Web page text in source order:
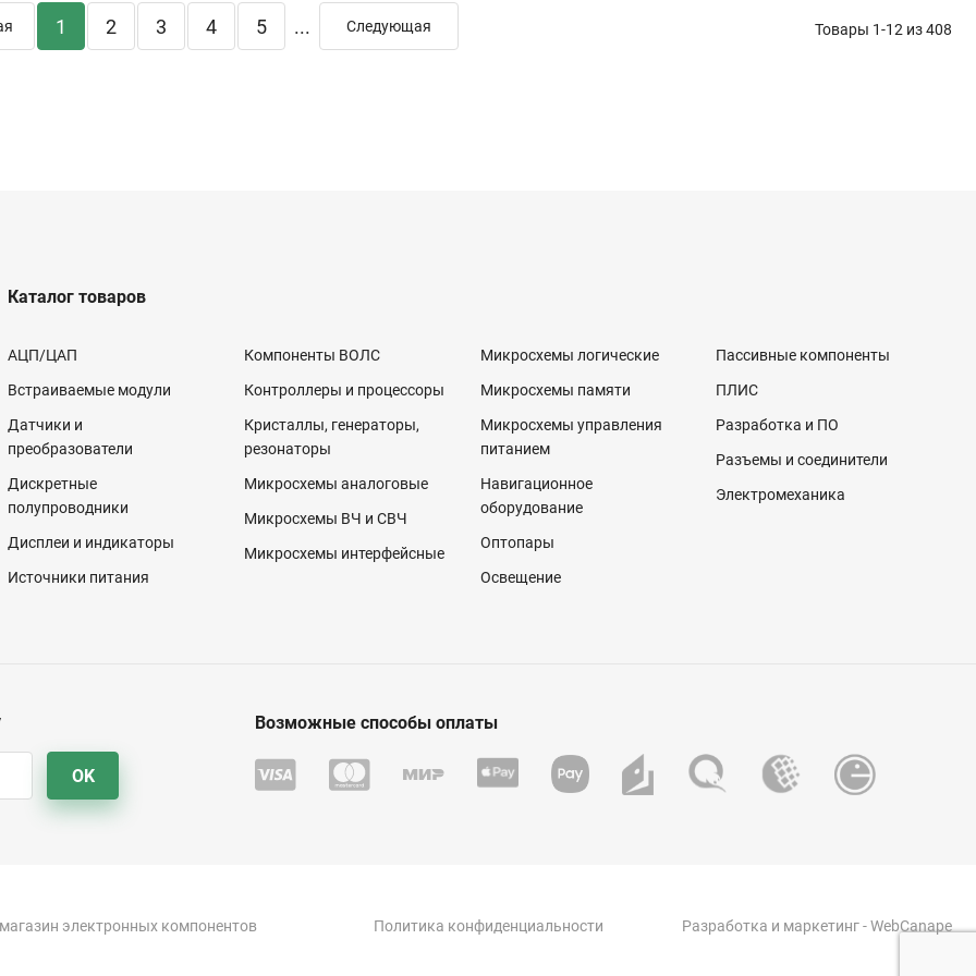
1 2 3 4 5 ... Следующая Товары 1-12 из408
Каталог товаров
АЦП/ЦАП
Встраиваемые модули
Датчики и
преобразователи
Дискретные
полупроводники
Дисплеи и индикаторы
Источники питания
Компоненты ВОЛС
Контроллеры и процессоры
Кристаллы, генераторы,
резонаторы
Микросхемы аналоговые
Микросхемы ВЧ и СВЧ
Микросхемы интерфейсные
Микросхемы логические
Микросхемы памяти
Микросхемы управления
питанием
Навигационное
оборудование
Оптопары
Освещение
Пассивные компоненты
ПЛИС
Разработка и ПО
Разъемы и соединители
Электромеханика
OK
Возможные способы оплаты
электронных компонентов Политика конфиденциальности Разработка и маркетинг- WebCanape